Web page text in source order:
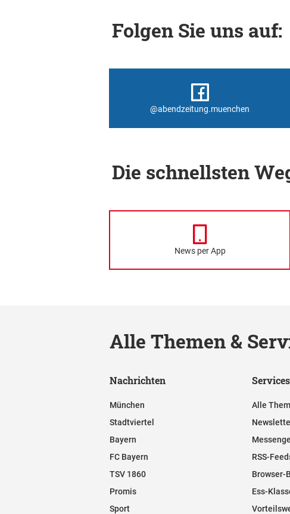
Folgen Sie uns auf:
@abendzeitung.muenchen
Die schnellsten
News per App
Alle Themen &
Nachrichten
München
Stadtviertel
Bayern
FC Bayern
TSV 1860
Promis
Sport
Services
Alle
RSS-
Browser-
Ess-